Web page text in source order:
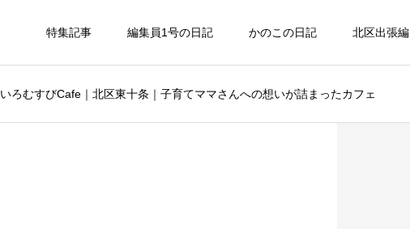
特集記事 編集員1号の日記 かのこの日記 北区出張編
いろむすびCafe｜北区東十条｜子育てママさんへの想いが詰まったカフェ